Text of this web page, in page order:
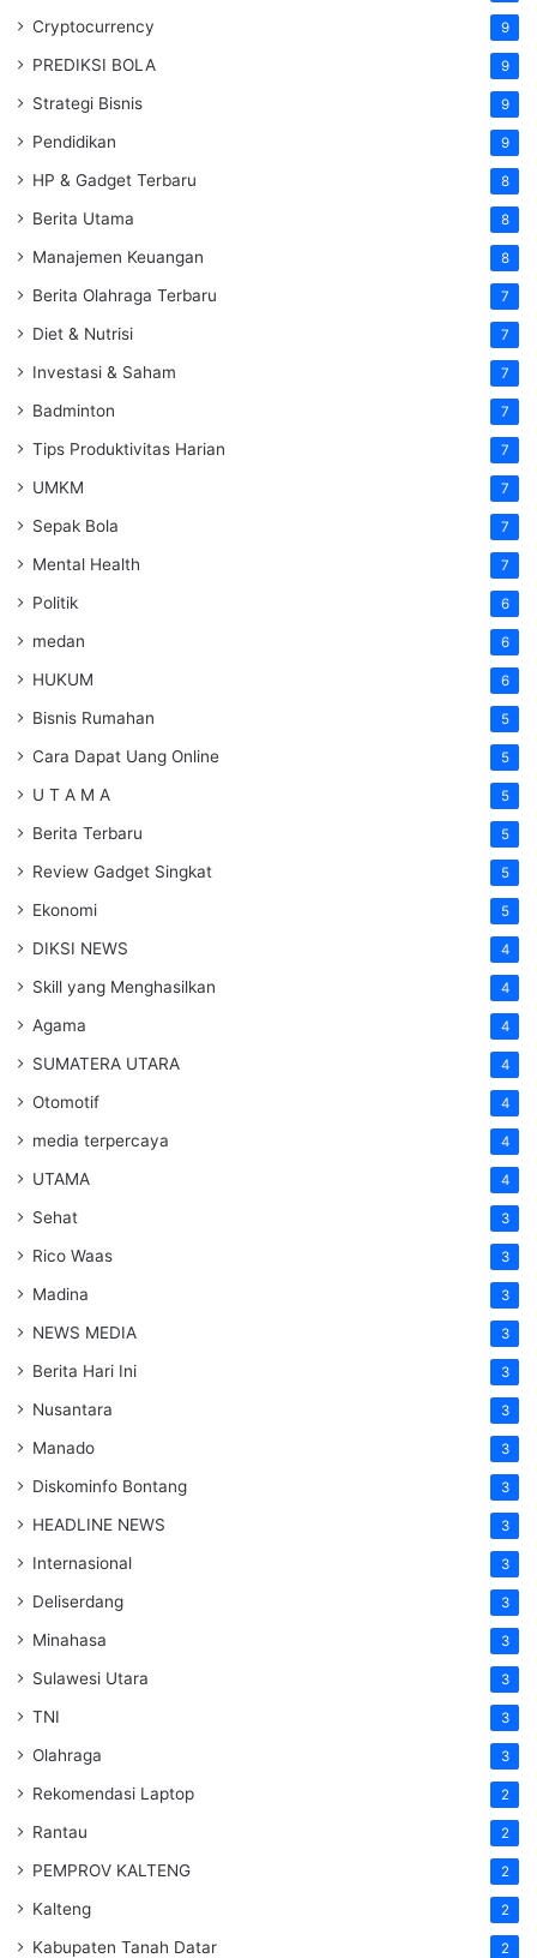
Cryptocurrency 9
PREDIKSI BOLA 9
Strategi Bisnis 9
Pendidikan 9
HP & Gadget Terbaru 8
Berita Utama 8
Manajemen Keuangan 8
Berita Olahraga Terbaru 7
Diet & Nutrisi 7
Investasi & Saham 7
Badminton 7
Tips Produktivitas Harian 7
UMKM 7
Sepak Bola 7
Mental Health 7
Politik 6
medan 6
HUKUM 6
Bisnis Rumahan 5
Cara Dapat Uang Online 5
U T A M A 5
Berita Terbaru 5
Review Gadget Singkat 5
Ekonomi 5
DIKSI NEWS 4
Skill yang Menghasilkan 4
Agama 4
SUMATERA UTARA 4
Otomotif 4
media terpercaya 4
UTAMA 4
Sehat 3
Rico Waas 3
Madina 3
NEWS MEDIA 3
Berita Hari Ini 3
Nusantara 3
Manado 3
Diskominfo Bontang 3
HEADLINE NEWS 3
Internasional 3
Deliserdang 3
Minahasa 3
Sulawesi Utara 3
TNI 3
Olahraga 3
Rekomendasi Laptop 2
Rantau 2
PEMPROV KALTENG 2
Kalteng 2
Kabupaten Tanah Datar 2